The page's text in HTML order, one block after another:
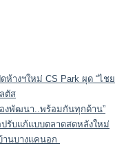
ห้างฯใหม่ CS Park ผุด “ไชย
ตัส
งพัฒนา..พร้อมกันทุกด้าน”
ปรับแก้แบบตลาดสดหลังใหม่
นบางแคนอก